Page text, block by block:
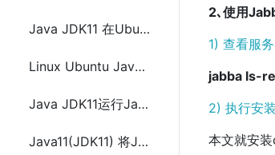
Java JDK11 在Ubuntu, Linux Mint,Debian上安装方法(PPA源)
Linux Ubuntu Java Jdk10 安装命令和手动下载安装方法
Java JDK11运行JavaFX Demo程序的方法
Java11(JDK11) 将JavaFX 11运行时添加到Eclipse的方法
2､使用
1) 查看服
jabba ls-
2) 执行安
本文就安